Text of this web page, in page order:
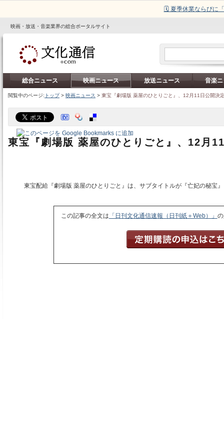
🗓️ 夏季休業ならびに
映画・放送・音楽業界の総合ポータルサイト
総合ニュース 映画ニュース 放送ニュース 音楽
閲覧中のページ: トップ> 映画ニュース > 東宝『劇場版 薬屋のひとりごと』、12月11日公開決
東宝『劇場版 薬屋のひとりごと』、12月
東宝配給『劇場版 薬屋のひとりごと』は、サブタイトルが『亡妃の秘宝
この記事の全文は 「日刊文化通信速報（日刊紙＋Web）」